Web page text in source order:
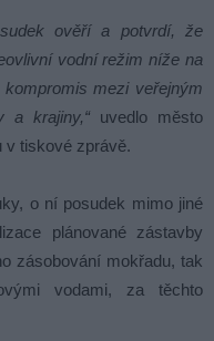
ověří a potvrdí, že
vodní režim níže na
mezi veřejným
a krajiny,“ uvedlo město
v tiskové zprávě.
o ní posudek mimo jiné
plánované zástavby
zásobování mokřadu, tak
vodami, za těchto